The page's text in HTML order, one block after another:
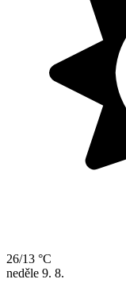
26/13 °C
neděle 9. 8.